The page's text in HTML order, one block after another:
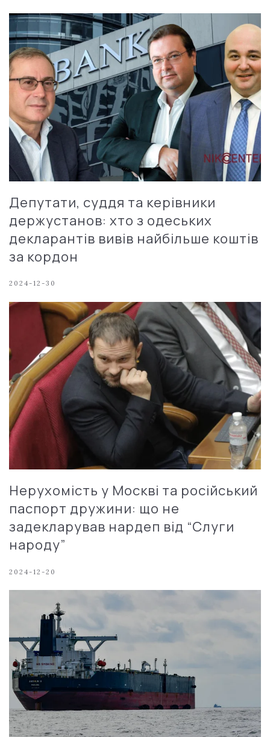
Депутати, суддя та керівники
держустанов: хто з одеських
декларантів вивів найбільше коштів
за кордон
2024-12-30
Нерухомість у Москві та російський
паспорт дружини: що не
задекларував нардеп від “Слуги
народу”
2024-12-20